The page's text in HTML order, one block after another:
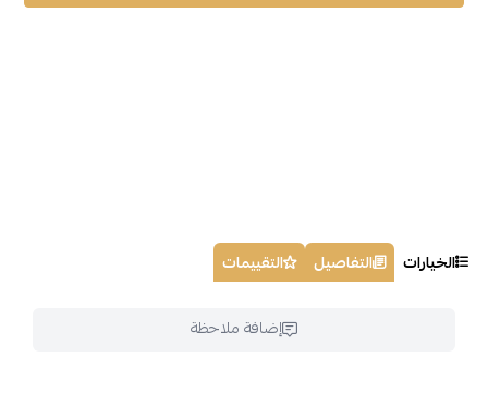
الخيارات التفاصيل التقييمات
إضافة ملاحظة